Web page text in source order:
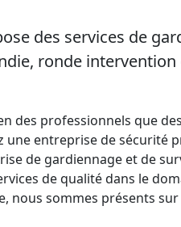
des services de
ronde
des professionnels que
entreprise de sécurité
de gardiennage et de
de qualité dans le
nous sommes présents